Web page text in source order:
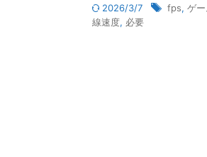
2026/3/7 fps, ゲー
線速度, 必要